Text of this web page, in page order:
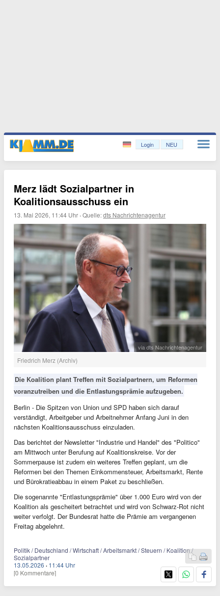
Login NEU
Merz lädt Sozialpartner in
Koalitionsausschuss ein
13. Mai 2026, 11:44 Uhr ·Quelle:dts Nachrichtenagentur
via dts Nachrichtenagentur
Friedrich Merz (Archiv)
Die Koalition plant Treffen mit Sozialpartnern, um Reformen
voranzutreiben und die Entlastungsprämie aufzugeben.
Berlin - Die Spitzen von Union und SPD haben sich darauf
verständigt, Arbeitgeber und Arbeitnehmer Anfang Juni in den
nächsten Koalitionsausschuss einzuladen.
Das berichtet der Newsletter "Industrie und Handel" des "Politico"
am Mittwoch unter Berufung auf Koalitionskreise. Vor der
Sommerpause ist zudem ein weiteres Treffen geplant, um die
Reformen bei den Themen Einkommensteuer, Arbeitsmarkt, Rente
und Bürokratieabbau in einem Paket zu beschließen.
Die sogenannte "Entlastungsprämie" über 1.000 Euro wird von der
Koalition als gescheitert betrachtet und wird von Schwarz-Rot nicht
weiter verfolgt. Der Bundesrat hatte die Prämie am vergangenen
Freitag abgelehnt.
Politik / Deutschland / Wirtschaft / Arbeitsmarkt / Steuern / Koalition /
Sozialpartner
13.05.2026 · 11:44 Uhr
[0 Kommentare]